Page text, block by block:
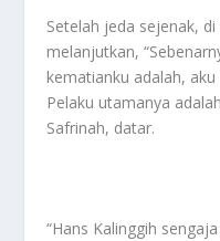
Setelah jeda sejenak,
melanjutkan,
kematianku adalah,
Pelaku utamanya
Safrinah, datar.
“Hans Kalinggih